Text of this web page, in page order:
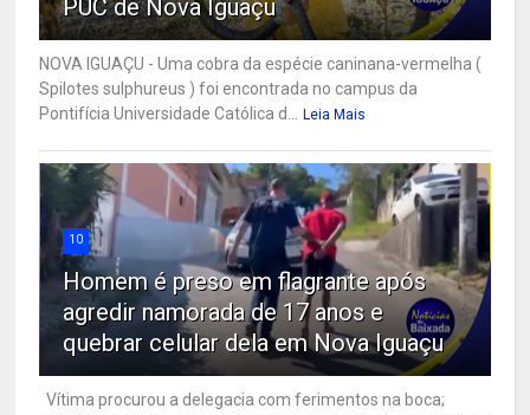
PUC de Nova Iguaçu
NOVA IGUAÇU - Uma cobra da espécie caninana-vermelha (
Spilotes sulphureus ) foi encontrada no campus da
Pontifícia Universidade Católica d...
Leia Mais
10
Homem é preso em flagrante após
agredir namorada de 17 anos e
quebrar celular dela em Nova Iguaçu
Vítima procurou a delegacia com ferimentos na boca;